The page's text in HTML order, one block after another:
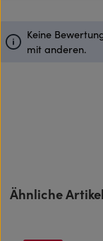
Keine
mit anderen.
Produktgalerie
Ähnliche Artikel